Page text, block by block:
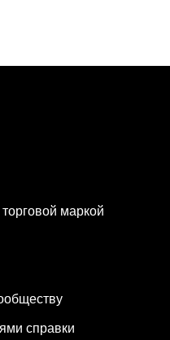
маркой
справки